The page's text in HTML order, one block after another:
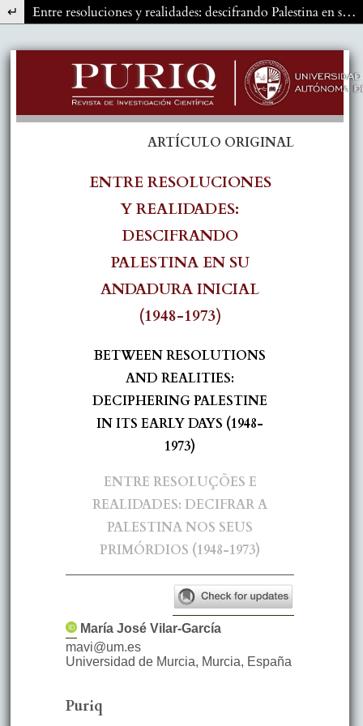
Volver a los detalles del artículo Entre resoluciones y realidades: descifrando Palestina en su andadura inicial (1948-1973)